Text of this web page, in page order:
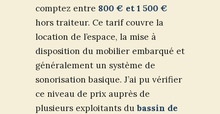
comptez entre 800 € et 1 500 €
hors traiteur. Ce tarif couvre la
location de l’espace, la mise à
disposition du mobilier embarqué et
généralement un système de
sonorisation basique. J’ai pu vérifier
ce niveau de prix auprès de
plusieurs exploitants dubassin de